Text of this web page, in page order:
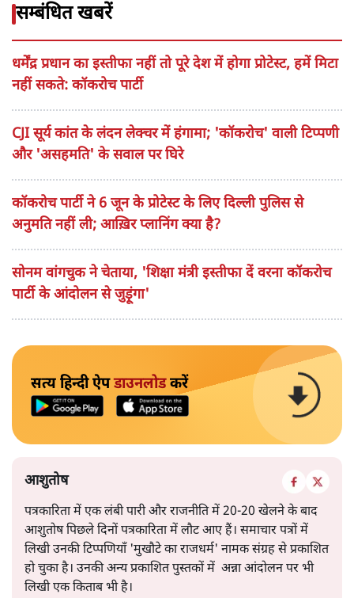
सम्बंधित खबरें
धर्मेंद्र प्रधान का इस्तीफा नहीं तो पूरे देश में होगा प्रोटेस्ट, हमें मिटा
नहीं सकते: कॉकरोच पार्टी
CJI सूर्य कांत के लंदन लेक्चर में हंगामा; 'कॉकरोच' वाली टिप्पणी
और 'असहमति' के सवाल पर घिरे
कॉकरोच पार्टी ने 6 जून के प्रोटेस्ट के लिए दिल्ली पुलिस से
अनुमति नहीं ली; आख़िर प्लानिंग क्या है?
सोनम वांगचुक ने चेताया, 'शिक्षा मंत्री इस्तीफा दें वरना कॉकरोच
पार्टी के आंदोलन से जुड़ूंगा'
सत्य हिन्दी ऐपडाउनलोडकरें
आशुतोष
पत्रकारिता में एक लंबी पारी और राजनीति में 20-20 खेलने के बाद
आशुतोष पिछले दिनों पत्रकारिता में लौट आए हैं। समाचार पत्रों में
लिखी उनकी टिप्पणियाँ 'मुखौटे का राजधर्म' नामक संग्रह से प्रकाशित
हो चुका है। उनकी अन्य प्रकाशित पुस्तकों में अन्ना आंदोलन पर भी
लिखी एक किताब भी है।